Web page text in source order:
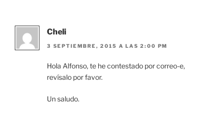
Cheli
3 SEPTIEMBRE, 2015 A LAS 2:00 PM
Hola Alfonso, te he contestado por correo-e,
revísalo por favor.
Un saludo.